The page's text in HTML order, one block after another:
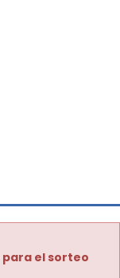
para el sorteo